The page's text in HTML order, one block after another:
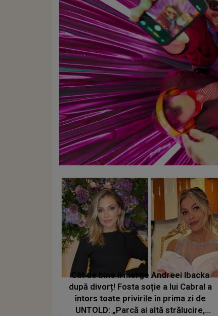
Cât de bine îi merge Andreei Ibacka
după divorț! Fosta soție a lui Cabral a
întors toate privirile în prima zi de
UNTOLD: „Parcă ai altă strălucire,